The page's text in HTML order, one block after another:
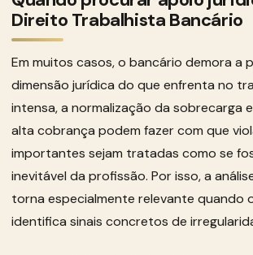
Direito Trabalhista Bancário
Em muitos casos, o bancário demora a
dimensão jurídica do que enfrenta no
intensa, a normalização da sobrecarga
alta cobrança podem fazer com que
importantes sejam tratadas como se
inevitável da profissão. Por isso, a
torna especialmente relevante quando
identifica sinais concretos de